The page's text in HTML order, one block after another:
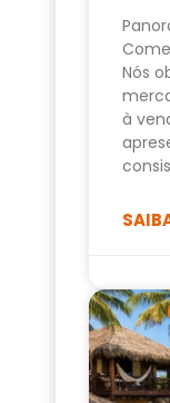
Nós
à